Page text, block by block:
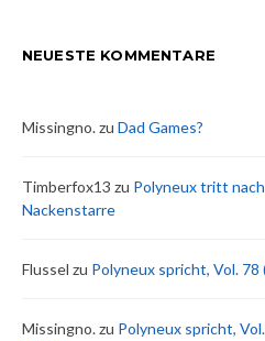
NEUESTE KOMMENTARE
Missingno.zu Dad Games?
Timberfox13 zu Polyneux tritt
Nackenstarre
Flussel zu Polyneux spricht, Vol.
Missingno.zu Polyneux spricht,